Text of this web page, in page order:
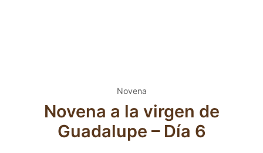
Novena
Novena a la virgen de
Guadalupe – Día 6